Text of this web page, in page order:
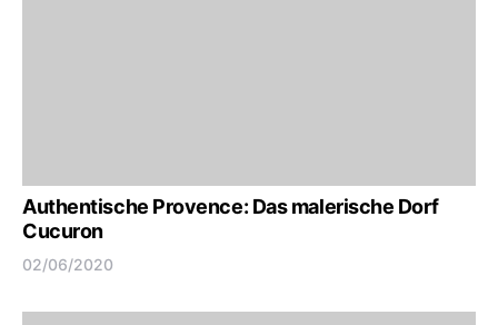
Authentische Provence: Das malerische Dorf
Cucuron
02/06/2020